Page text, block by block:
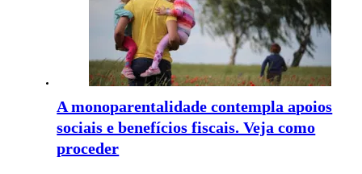
A monoparentalidade contempla apoios
sociais e benefícios fiscais. Veja como
proceder